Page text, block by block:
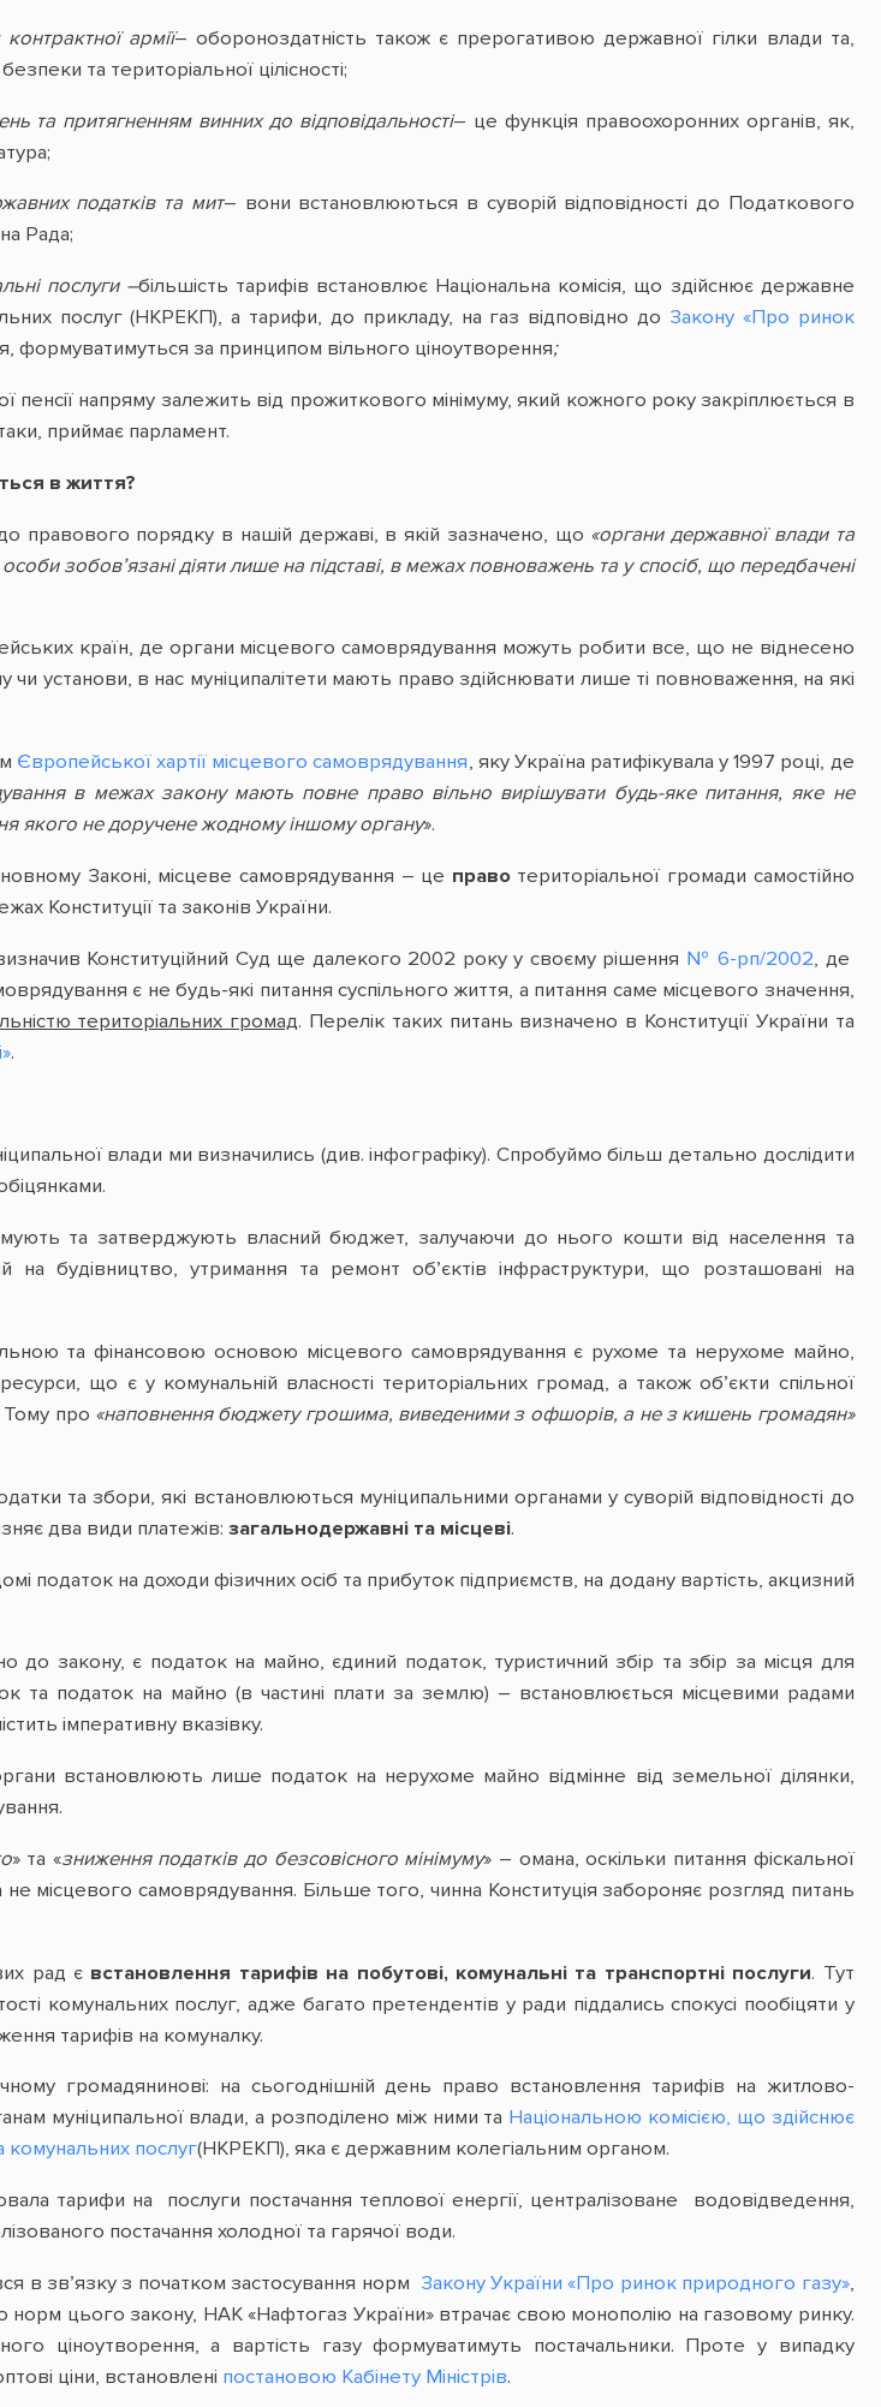
армії– обороноздатність також є прерогативою державної гілки влади та,
та територіальної цілісності;
та притягненням винних до відповідальності– це функція правоохоронних органів, як,
податків та мит– вони встановлюються в суворій відповідності до Податкового
Рада;
послуги –більшість тарифів встановлює Національна комісія, що здійснює державне
послуг (НКРЕКП), а тарифи, до прикладу, на газ відповідно до Закону «Про ринок
формуватимуться за принципом вільного ціноутворення;
пенсії напряму залежить від прожиткового мінімуму, який кожного року закріплюється в
приймає парламент.
в життя?
правового порядку в нашій державі, в якій зазначено, що «органи державної влади та
зобов’язані діяти лише на підставі, в межах повноважень та у спосіб, що передбачені
країн, де органи місцевого самоврядування можуть робити все, що не віднесено
установи, в нас муніципалітети мають право здійснювати лише ті повноваження, на які
Європейської хартії місцевого самоврядування, яку Україна ратифікувала у 1997 році, де
в межах закону мають повне право вільно вирішувати будь-яке питання, яке не
якого не доручене жодному іншому органу».
Законі, місцеве самоврядування – це правотериторіальної громади самостійно
Конституції та законів України.
Конституційний Суд ще далекого 2002 року у своєму рішення № 6-рп/2002, де
є не будь-які питання суспільного життя, а питання саме місцевого значення,
територіальних громад. Перелік таких питань визначено в Конституції України та
.
влади ми визначились (див. інфографіку). Спробуймо більш детально дослідити
та затверджують власний бюджет, залучаючи до нього кошти від населення та
на будівництво, утримання та ремонт об’єктів інфраструктури, що розташовані на
та фінансовою основою місцевого самоврядування є рухоме та нерухоме майно,
що є у комунальній власності територіальних громад, а також об’єкти спільної
Тому про «наповнення бюджету грошима, виведеними з офшорів, а не з кишень громадян»
та збори, які встановлюються муніципальними органами у суворій відповідності до
два види платежів: загальнодержавні та місцеві.
податок на доходи фізичних осіб та прибуток підприємств, на додану вартість, акцизний
до закону, є податок на майно, єдиний податок, туристичний збір та збір за місця для
та податок на майно (в частині плати за землю) – встановлюється місцевими радами
імперативну вказівку.
встановлюють лише податок на нерухоме майно відмінне від земельної ділянки,
» та «зниження податків до безсовісного мінімуму» – омана, оскільки питання фіскальної
місцевого самоврядування. Більше того, чинна Конституція забороняє розгляд питань
рад є встановлення тарифів на побутові, комунальні та транспортні послуги. Тут
комунальних послуг, адже багато претендентів у ради піддались спокусі пообіцяти у
тарифів на комуналку.
громадянинові: на сьогоднішній день право встановлення тарифів на житлово-
муніципальної влади, а розподілено між ними та Національною комісією, що здійснює
послуг(НКРЕКП), яка є державним колегіальним органом.
тарифи на послуги постачання теплової енергії, централізоване водовідведення,
постачання холодної та гарячої води.
в зв’язку з початком застосування норм Закону України «Про ринок природного газу»,
норм цього закону, НАК «Нафтогаз України» втрачає свою монополію на газовому ринку.
ціноутворення, а вартість газу формуватимуть постачальники. Проте у випадку
ціни, встановлені постановою Кабінету Міністрів.